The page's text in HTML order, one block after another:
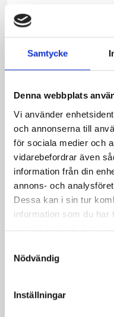
Samtycke
Denna webbplats
Vi använder
och annonserna till
för sociala medier och
vidarebefordrar även
information från din
annons- och
Dessa kan i sin tur
information som du har
samlat in när du har
Nödvändig
Inställningar
Relaterade
godaste
Dela
på
Facebook
Dela
på
Twitter
Dela
på
Pinterest
Dela
via
e-
post
ut